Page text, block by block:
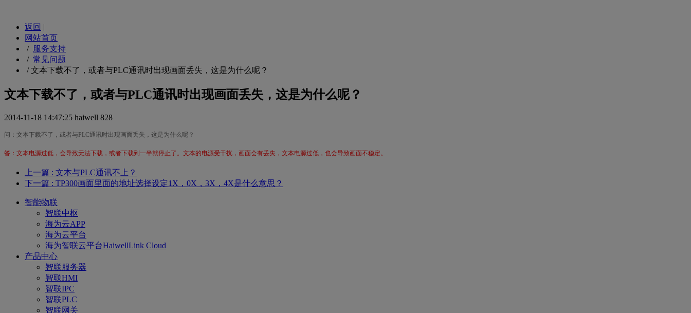
返回 |
网站首页
/ 服务支持
/ 常见问题
/文本下载不了，或者与PLC通讯时出现画面丢失，这是为什么呢？
文本下载不了，或者与PLC通讯时出现画面丢失，这是为什么呢？
2014-11-18 14:47:25 haiwell 828
问：文本下载不了，或者与PLC通讯时出现画面丢失，这是为什么呢？
答：文本电源过低，会导致无法下载，或者下载到一半就停止了。文本的电源受干扰，画面会有丢失，文本电源过低，也会导致画面不稳定。
上一篇 : 文本与PLC通讯不上？
下一篇 : TP300画面里面的地址选择设定1X，0X，3X，4X是什么意思？
智能物联
智联中枢
海为云APP
海为云平台
海为智联云平台HaiwellLink Cloud
产品中心
智联服务器
智联HMI
智联IPC
智联PLC
智联网关